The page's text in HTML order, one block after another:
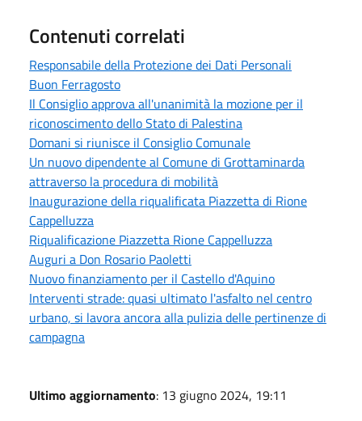
Contenuti correlati
Responsabile della Protezione dei Dati Personali
Buon Ferragosto
Il Consiglio approva all'unanimità la mozione per il
riconoscimento dello Stato di Palestina
Domani si riunisce il Consiglio Comunale
Un nuovo dipendente al Comune di Grottaminarda
attraverso la procedura di mobilità
Inaugurazione della riqualificata Piazzetta di Rione
Cappelluzza
Riqualificazione Piazzetta Rione Cappelluzza
Auguri a Don Rosario Paoletti
Nuovo finanziamento per il Castello d'Aquino
Interventi strade: quasi ultimato l'asfalto nel centro
urbano, si lavora ancora alla pulizia delle pertinenze di
campagna
Ultimo aggiornamento: 13 giugno 2024, 19:11